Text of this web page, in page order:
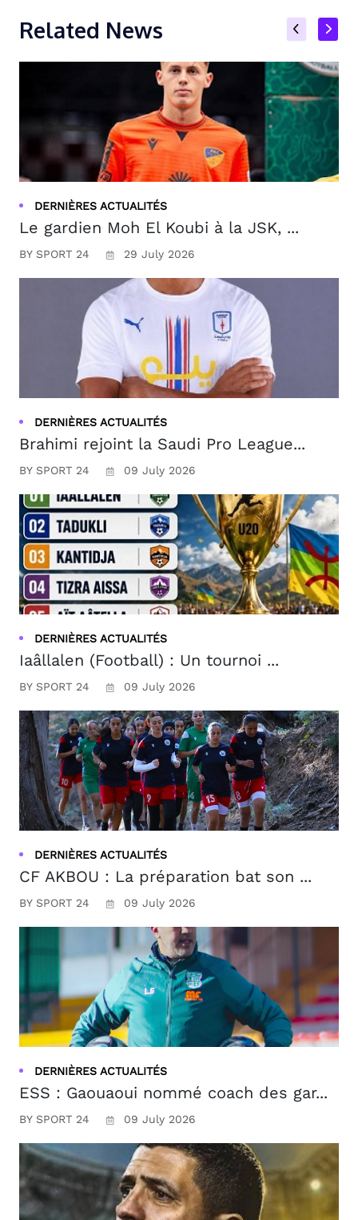
Related News
DERNIÈRES ACTUALITÉS
Le gardien Moh El Koubi à la JSK, ...
BY SPORT 24 29 July 2026
DERNIÈRES ACTUALITÉS
Brahimi rejoint la Saudi Pro League...
BY SPORT 24 09 July 2026
DERNIÈRES ACTUALITÉS
Iaâllalen (Football) : Un tournoi ...
BY SPORT 24 09 July 2026
DERNIÈRES ACTUALITÉS
CF AKBOU : La préparation bat son ...
BY SPORT 24 09 July 2026
DERNIÈRES ACTUALITÉS
ESS : Gaouaoui nommé coach des gar...
BY SPORT 24 09 July 2026